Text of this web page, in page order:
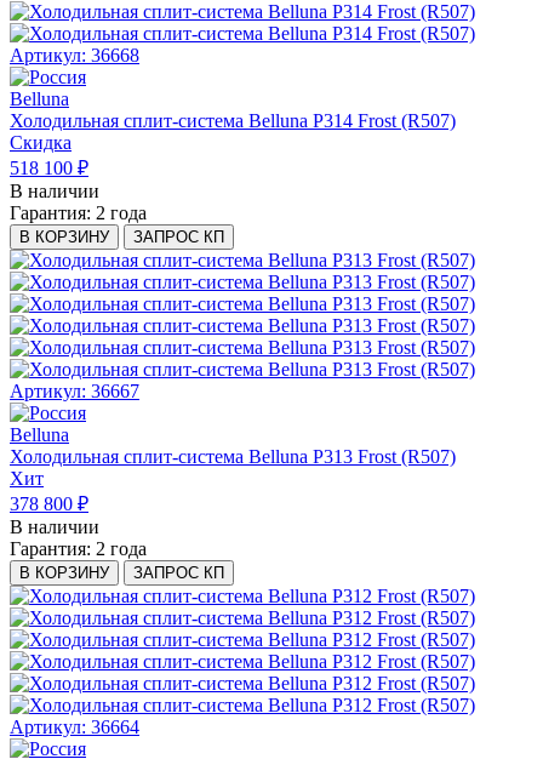
Артикул: 36668
Belluna
Холодильная сплит-система Belluna P314 Frost (R507)
Скидка
518 100 ₽
В наличии
Гарантия: 2 года
В КОРЗИНУ ЗАПРОС КП
Артикул: 36667
Belluna
Холодильная сплит-система Belluna P313 Frost (R507)
Хит
378 800 ₽
В наличии
Гарантия: 2 года
В КОРЗИНУ ЗАПРОС КП
Артикул: 36664